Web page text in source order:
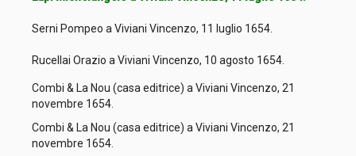
Serni Pompeo a Viviani Vincenzo, 11 luglio 1654.
Rucellai Orazio a Viviani Vincenzo, 10 agosto 1654.
Combi & La Nou (casa editrice) a Viviani Vincenzo, 21
novembre 1654.
Combi & La Nou (casa editrice) a Viviani Vincenzo, 21
novembre 1654.